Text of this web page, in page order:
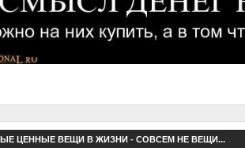
ЦЕННЫЕ ВЕЩИ В ЖИЗНИ - СОВСЕМ НЕ ВЕЩИ...